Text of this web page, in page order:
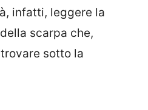
infatti, leggere la
scarpa che,
sotto la